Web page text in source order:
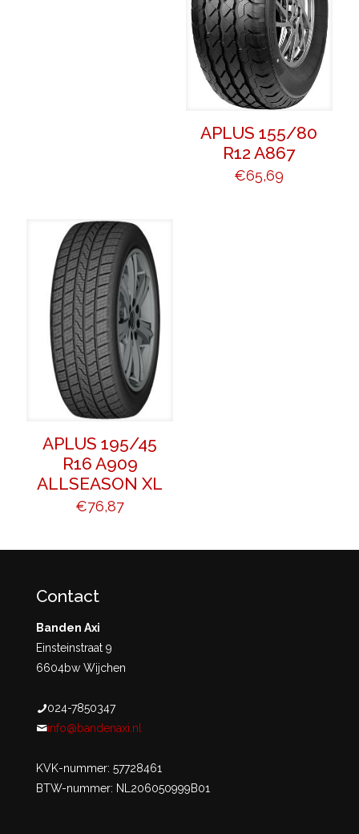
APLUS 155/80
R12 A867
€65,69
APLUS 195/45
R16 A909
ALLSEASON XL
€76,87
Contact
Banden Axi
Einsteinstraat 9
6604bw Wijchen
024-7850347
info@bandenaxi.nl
KVK-nummer: 57728461
BTW-nummer: NL206050999B01